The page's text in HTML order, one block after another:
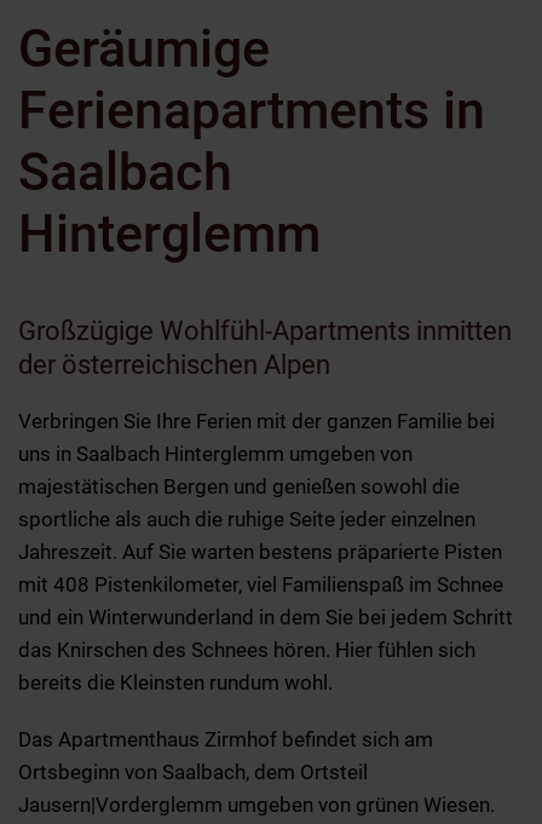
Geräumige
Ferienapartments in
Saalbach
Hinterglemm
Großzügige Wohlfühl-Apartments inmitten
der österreichischen Alpen
Verbringen Sie Ihre Ferien mit der ganzen Familie bei
uns in Saalbach Hinterglemm umgeben von
majestätischen Bergen und genießen sowohl die
sportliche als auch die ruhige Seite jeder einzelnen
Jahreszeit. Auf Sie warten bestens präparierte Pisten
mit 408 Pistenkilometer, viel Familienspaß im Schnee
und ein Winterwunderland in dem Sie bei jedem Schritt
das Knirschen des Schnees hören. Hier fühlen sich
bereits die Kleinsten rundum wohl.
Das Apartmenthaus Zirmhof befindet sich am
Ortsbeginn von Saalbach, dem Ortsteil
Jausern|Vorderglemm umgeben von grünen Wiesen.